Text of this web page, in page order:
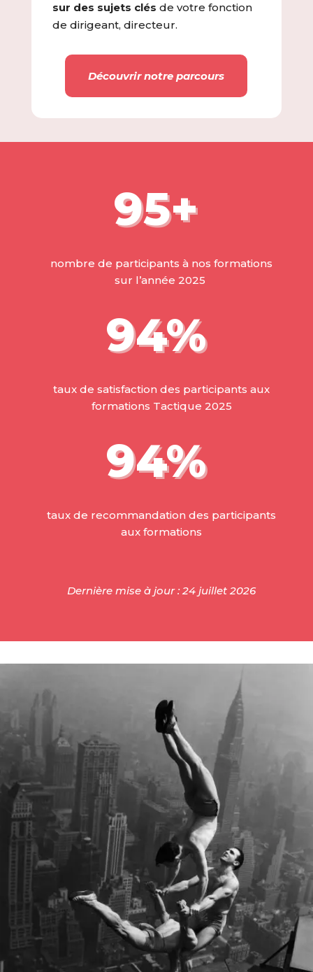
sur des sujets clés de votre fonction
de dirigeant, directeur.
Découvrir notre parcours
95+
nombre de participants à nos formations
sur l’année 2025
94%
taux de satisfaction des participants aux
formations Tactique 2025
94%
taux de recommandation des participants
aux formations
Dernière mise à jour : 24 juillet 2026